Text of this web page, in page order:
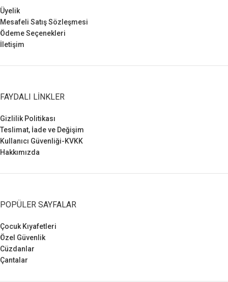
Üyelik
Mesafeli Satış Sözleşmesi
Ödeme Seçenekleri
İletişim
FAYDALI LINKLER
Gizlilik Politikası
Teslimat, İade ve Değişim
Kullanıcı Güvenliği-KVKK
Hakkımızda
POPÜLER SAYFALAR
Çocuk Kıyafetleri
Özel Güvenlik
Cüzdanlar
Çantalar